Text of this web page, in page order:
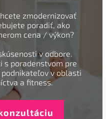
zmodernizovať
poradiť, ako
cena / výkon?
v odbore.
s poradenstvom pre
v oblasti
a fitness.